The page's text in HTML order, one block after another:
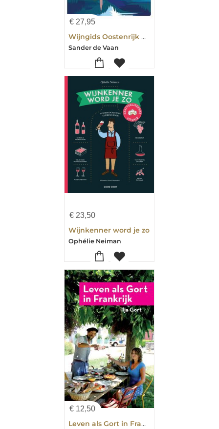
€ 27,95
Wijngids Oostenrijk & Zwitserland
Sander de Vaan
€ 23,50
Wijnkenner word je zo
Ophélie Neiman
€ 12,50
Leven als Gort in Frankrijk